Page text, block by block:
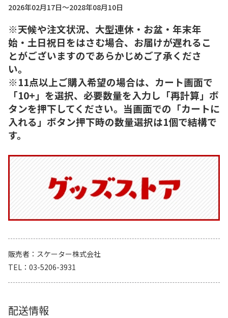
2026年02月17日～2028年08月10日
※天候や注文状況、大型連休・お盆・年末年
始・土日祝日をはさむ場合、お届けが遅れるこ
とがございますのであらかじめご了承くださ
い。
※11点以上ご購入希望の場合は、カート画面で
「10+」を選択、必要数量を入力し「再計算」ボ
タンを押下してください。当画面での「カートに
入れる」ボタン押下時の数量選択は1個で結構で
す。
販売者
スケーター株式会社
TEL
03-5206-3931
配送情報